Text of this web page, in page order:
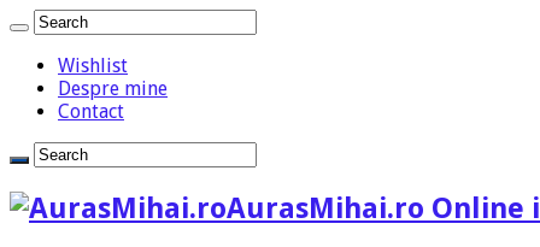
Wishlist
Despre mine
Contact
AurasMihai.ro Online